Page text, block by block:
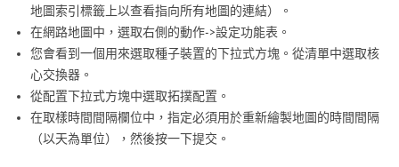
地圖索引標籤上以查看指向所有地圖的連結）。
在網路地圖中，選取右側的動作->設定功能表。
您會看到一個用來選取種子裝置的下拉式方塊。從清單中選取核
心交換器。
從配置下拉式方塊中選取拓撲配置。
在取樣時間間隔欄位中，指定必須用於重新繪製地圖的時間間隔
（以天為單位），然後按一下提交。